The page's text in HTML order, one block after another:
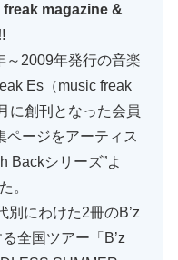
freak magazine &
～2009年発行の音楽
Es（music freak
に創刊となった会員
ページをアーティス
Backシリーズ”よ
。
別にわけた2冊のB’z
全国ツアー「B’z